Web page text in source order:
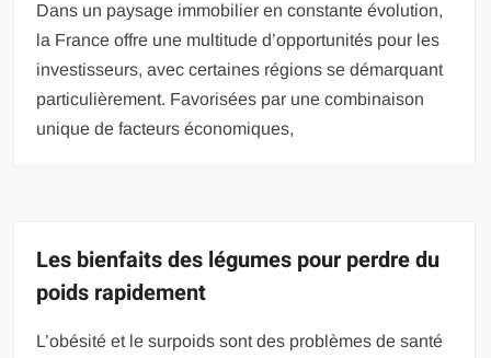
Dans un paysage immobilier en constante évolution,
la France offre une multitude d’opportunités pour les
investisseurs, avec certaines régions se démarquant
particulièrement. Favorisées par une combinaison
unique de facteurs économiques,
Les bienfaits des légumes pour perdre du
poids rapidement
L’obésité et le surpoids sont des problèmes de santé